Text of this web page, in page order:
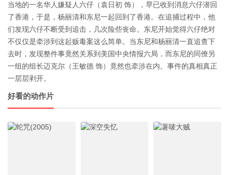
当地的一名华人嫌疑人六仔（袁日初 饰），早已收到消息六仔潜回
了香港，于是，杨丽清和东尼一起回到了香港。在追捕过程中，他
们发现六仔不断受到追击，几次险些丧命。东尼开始觉得六仔绝对
不仅仅是牵涉到这起贩毒案这么简单。当东尼和杨丽清一直追查下
去时，发现整件事竟然关系到美国中央情报六局，而东尼的同僚另
一组的组长迈克尔（王敏德 饰）竟然也牵涉在内。事件的真相真正
一层层剥开。
好看的动作片